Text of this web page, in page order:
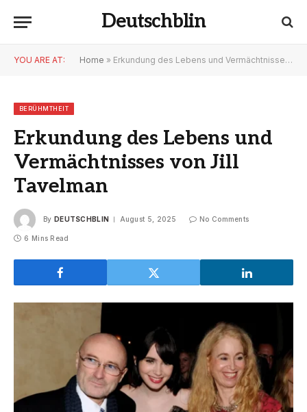
Deutschblin
YOU ARE AT: Home » Erkundung des Lebens und Vermächtnisses von Jill Tavelman
BERÜHMTHEIT
Erkundung des Lebens und
Vermächtnisses von Jill
Tavelman
By DEUTSCHBLIN August 5, 2025 No Comments
6 Mins Read